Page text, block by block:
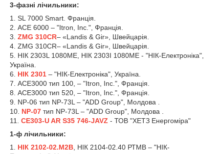
3-фазні лічильники:
1. SL 7000 Smart. Франція.
2. ACE 6000 – "Itron, Inc.", Франція.
3. ZMG 310CR– «Landis & Gir», Швейцарія.
4. ZMG 310CR– «Landis & Gir», Швейцарія.
5. НІК 2303L 1080МЕ, НІК 2303І 1080МЕ - "НІК-Електроніка",
Україна.
6. НІК 2301 – "НІК-Електроніка", Україна.
7. ACE3000 тип 100, – "Itron, Inc.", Франція.
8. ACE3000 тип 520, – "Itron, Inc.", Франція.
9. NP-06 тип NP-73L – "ADD Group", Молдова .
10. NP-07 тип NP-73L – "ADD Group", Молдова .
11. СЕ303-U AR S35 746-JAVZ - ТОВ "ХЕТЗ Енергоміра"
1-ф лічильники:
1. НІК 2102-02.М2В , НІК 2104-02.40 РТМВ – "НІК-